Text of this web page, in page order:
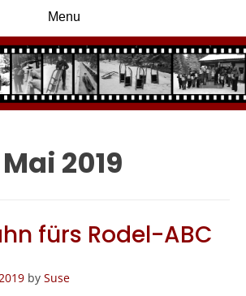
Menu
Mai 2019
fürs Rodel-ABC
by Suse